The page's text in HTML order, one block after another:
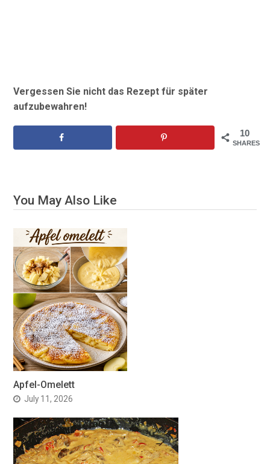
Vergessen Sie nicht das Rezept für später
aufzubewahren!
10
SHARES
You May Also Like
Apfel-Omelett
July 11, 2026